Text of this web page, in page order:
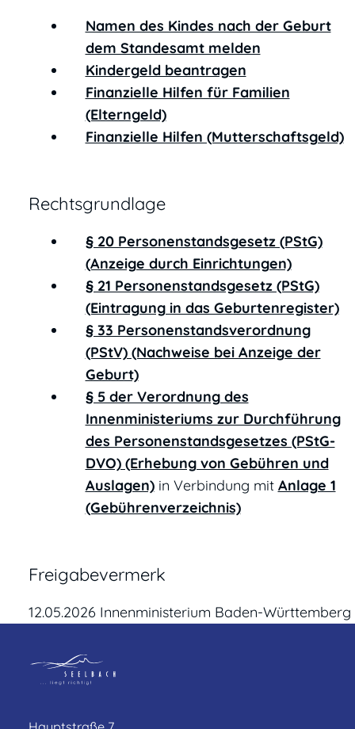
Namen des Kindes nach der Geburt
dem Standesamt melden
Kindergeld beantragen
Finanzielle Hilfen für Familien
(Elterngeld)
Finanzielle Hilfen (Mutterschaftsgeld)
Rechtsgrundlage
§ 20 Personenstandsgesetz (PStG)
(Anzeige durch Einrichtungen)
§ 21 Personenstandsgesetz (PStG)
(Eintragung in das Geburtenregister)
§ 33 Personenstandsverordnung
(PStV) (Nachweise bei Anzeige der
Geburt)
§ 5 der Verordnung des
Innenministeriums zur Durchführung
des Personenstandsgesetzes (PStG-
DVO) (Erhebung von Gebühren und
Auslagen)in Verbindung mit Anlage 1
(Gebührenverzeichnis)
Freigabevermerk
12.05.2026 Innenministerium Baden-Württemberg